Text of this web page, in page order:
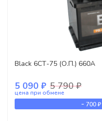
Black 6СТ-75 (О.П.) 660А
5 090 ₽ 5 790 ₽
цена при обмене
- 700 ₽